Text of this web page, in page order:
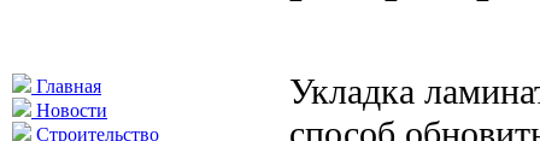
Главная
Новости
Строительство
Укладка